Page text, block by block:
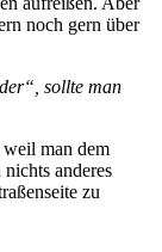
noch gern über
sollte man
man dem
anderes
zu